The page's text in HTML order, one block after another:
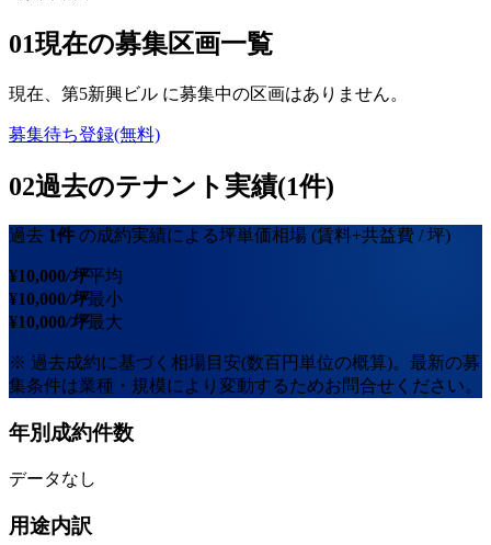
01現在の募集区画一覧
現在、 第5新興ビル に募集中の区画はありません。
募集待ち登録(無料)
02過去のテナント実績(1件)
過去 1件 の成約実績による坪単価相場 (賃料+共益費 / 坪)
¥10,000/坪平均
¥10,000/坪最小
¥10,000/坪最大
※ 過去成約に基づく相場目安(数百円単位の概算)。最新の募
集条件は業種・規模により変動するためお問合せください。
年別成約件数
データなし
用途内訳